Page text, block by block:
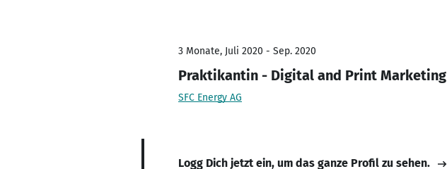
3 Monate, Juli 2020 - Sep. 2020
Praktikantin - Digital and Print Marketing
SFC Energy AG
Logg Dich jetzt ein, um das ganze Profil zu sehen.